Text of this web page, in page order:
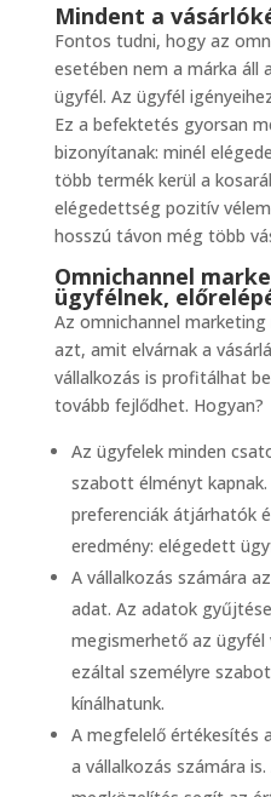
Mindent a
Fontos tudni, hogy az
esetében nem a márka áll
ügyfél. Az ügyfél
Ez a befektetés gyorsan
bizonyítanak: minél
több termék kerül a
elégedettség pozitív
hosszú távon még több
Omnichannel
ügyfélnek,
Az omnichannel
azt, amit elvárnak a
vállalkozás is profitálhat
tovább fejlődhet. Hogyan?
Az ügyfelek minden
szabott élményt
preferenciák átjárhatók
eredmény: elégedett
A vállalkozás számára
adat. Az adatok
megismerhető az ügyfél
ezáltal személyre
kínálhatunk.
A megfelelő értékesítés
a vállalkozás számára